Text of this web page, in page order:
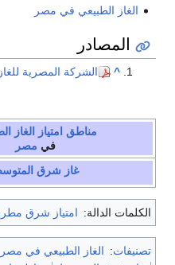
الغاز الطبيعي في مصر
المصادر
^ الشركة المصرية
مناطق امتياز
الغاز
في مصر
غاز شرق
الكلمات الدالة: امتياز شرق
تصنيفات: الغاز الطبيعي في مصر